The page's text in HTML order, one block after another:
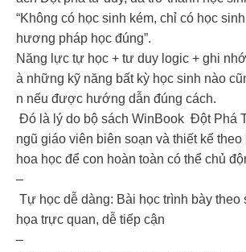
“Không có học sinh kém, chỉ có học
hương pháp học đúng”.
Năng lực tự học + tư duy logic + ghi nhớ
à những kỹ năng bất kỳ học sinh nào
n nếu được hướng dẫn đúng cách.
Đó là lý do bộ sách WinBook Đột Phá
ngũ giáo viên biên soạn và thiết kế
hoa học để con hoàn toàn có thể chủ
–
Tự học dễ dàng: Bài học trình bày theo
họa trực quan, dễ tiếp cận
–